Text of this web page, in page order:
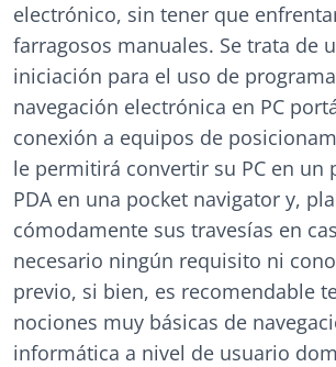
electrónico, sin tener que
farragosos manuales. Se trata de
iniciación para el uso de
navegación electrónica en PC
conexión a equipos de
le permitirá convertir su PC en un
PDA en una pocket navigator y,
cómodamente sus travesías en
necesario ningún requisito ni
previo, si bien, es recomendable
nociones muy básicas de
informática a nivel de usuario